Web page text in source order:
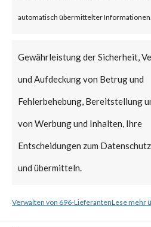
automatisch übermittelter Informationen.
Gewährleistung der Sicherheit,
und Aufdeckung von Betrug und
Fehlerbehebung, Bereitstellung
von Werbung und Inhalten, Ihre
Entscheidungen zum
und übermitteln.
Verwalten von 696-LieferantenLese mehr
Why is this
Significant?
This vulnerability
given the
CVSS rating of